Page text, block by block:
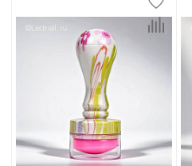
В корзину